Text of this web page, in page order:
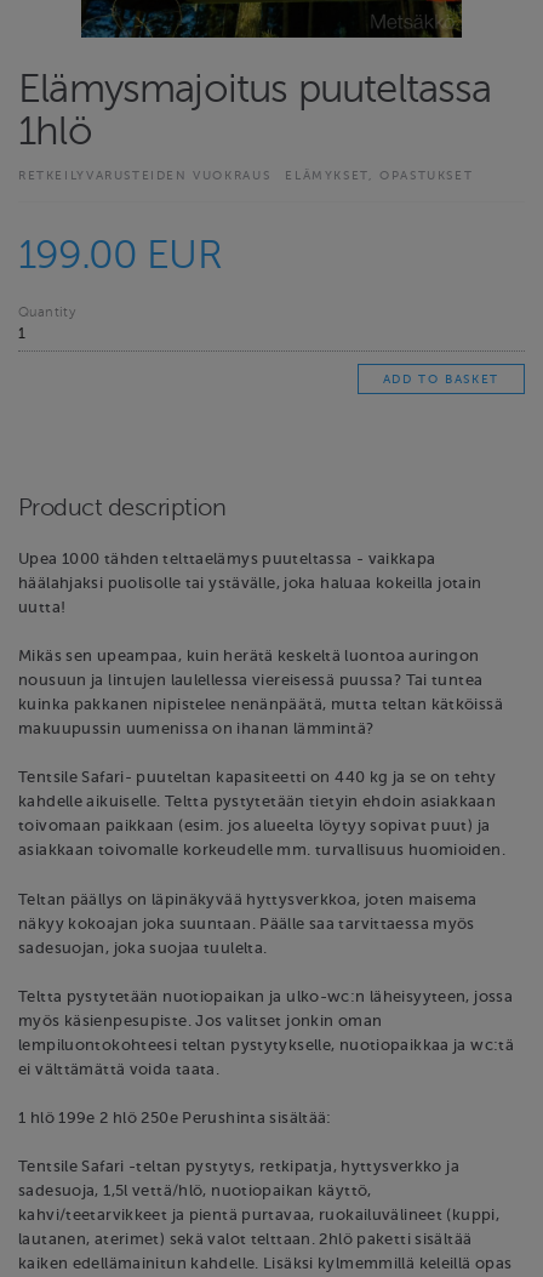
Elämysmajoitus puuteltassa
1hlö
RETKEILYVARUSTEIDEN VUOKRAUS ELÄMYKSET, OPASTUKSET
199.00 EUR
Quantity
Product description
Upea 1000 tähden telttaelämys puuteltassa - vaikkapa
häälahjaksi puolisolle tai ystävälle, joka haluaa kokeilla jotain
uutta!
Mikäs sen upeampaa, kuin herätä keskeltä luontoa auringon
nousuun ja lintujen laulellessa viereisessä puussa? Tai tuntea
kuinka pakkanen nipistelee nenänpäätä, mutta teltan kätköissä
makuupussin uumenissa on ihanan lämmintä?
Tentsile Safari- puuteltan kapasiteetti on 440 kg ja se on tehty
kahdelle aikuiselle. Teltta pystytetään tietyin ehdoin asiakkaan
toivomaan paikkaan (esim. jos alueelta löytyy sopivat puut) ja
asiakkaan toivomalle korkeudelle mm. turvallisuus huomioiden.
Teltan päällys on läpinäkyvää hyttysverkkoa, joten maisema
näkyy kokoajan joka suuntaan. Päälle saa tarvittaessa myös
sadesuojan, joka suojaa tuulelta.
Teltta pystytetään nuotiopaikan ja ulko-wc:n läheisyyteen, jossa
myös käsienpesupiste. Jos valitset jonkin oman
lempiluontokohteesi teltan pystytykselle, nuotiopaikkaa ja wc:tä
ei välttämättä voida taata.
1 hlö 199e 2 hlö 250e Perushinta sisältää:
Tentsile Safari -teltan pystytys, retkipatja, hyttysverkko ja
sadesuoja, 1,5l vettä/hlö, nuotiopaikan käyttö,
kahvi/teetarvikkeet ja pientä purtavaa, ruokailuvälineet (kuppi,
lautanen, aterimet) sekä valot telttaan. 2hlö paketti sisältää
kaiken edellämainitun kahdelle. Lisäksi kylmemmillä keleillä opas